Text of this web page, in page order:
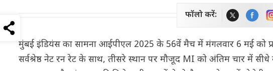
फॉलो करें:
मुंबई इंडियंस का सामना आईपीएल 2025 के 56वें ​​मैच में मंगलवार 6 मई को
सर्वश्रेष्ठ नेट रन रेट के साथ, तीसरे स्थान पर मौजूद MI को अंतिम चार में